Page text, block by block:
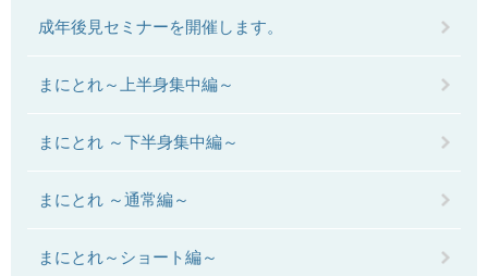
成年後見セミナーを開催します。
まにとれ～上半身集中編～
まにとれ ～下半身集中編～
まにとれ ～通常編～
まにとれ～ショート編～